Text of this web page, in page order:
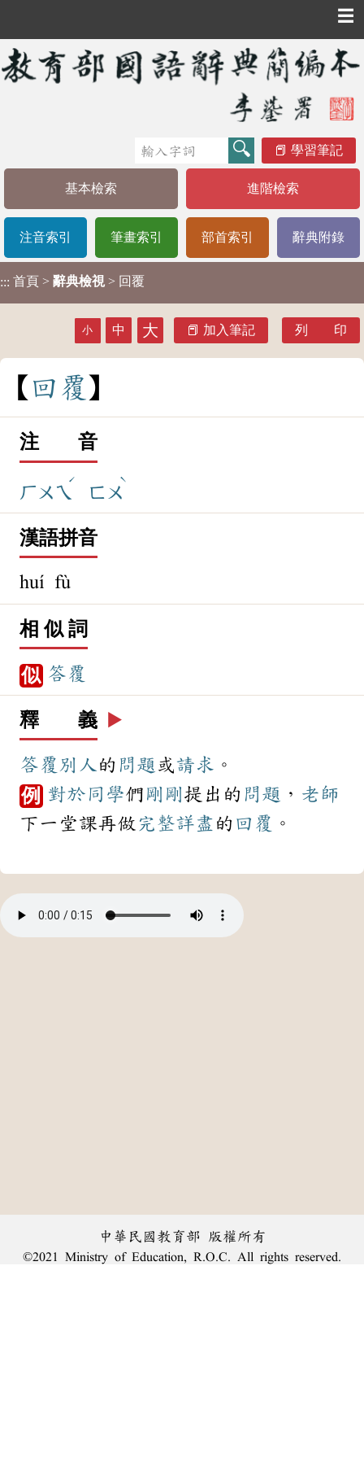
☰
學習筆記
基本檢索 進階檢索
注音索引 筆畫索引 部首索引 辭典附錄
::: 首頁 > 辭典檢視 > 回覆
小 中 大 加入筆記 列 印
回 覆
注 音
ㄏㄨㄟ
ˊ
ㄈㄨ
ˋ
漢語拼音
huí fù
相 似 詞
似 答覆
釋 義 ▶️
答覆 別人 的 問題 或請求 。
例 對於 同學們 剛剛提出的 問題 ， 老師
下一堂課再做 完整詳盡 的 回覆 。
中華民國教育部 版權所有
©2021 Ministry of Education, R.O.C. All rights reserved.